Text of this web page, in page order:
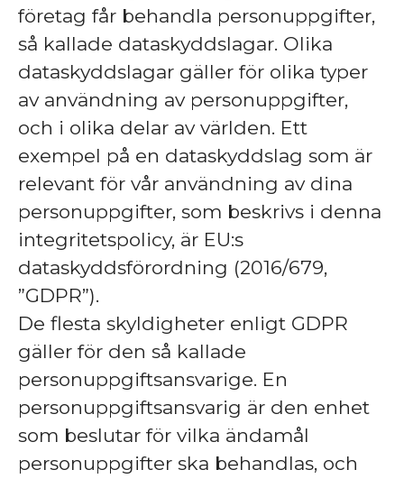
företag får behandla personuppgifter,
så kallade dataskyddslagar. Olika
dataskyddslagar gäller för olika typer
av användning av personuppgifter,
och i olika delar av världen. Ett
exempel på en dataskyddslag som är
relevant för vår användning av dina
personuppgifter, som beskrivs i denna
integritetspolicy, är EU:s
dataskyddsförordning (2016/679,
”GDPR”).
De flesta skyldigheter enligt GDPR
gäller för den så kallade
personuppgiftsansvarige. En
personuppgiftsansvarig är den enhet
som beslutar för vilka ändamål
personuppgifter ska behandlas, och